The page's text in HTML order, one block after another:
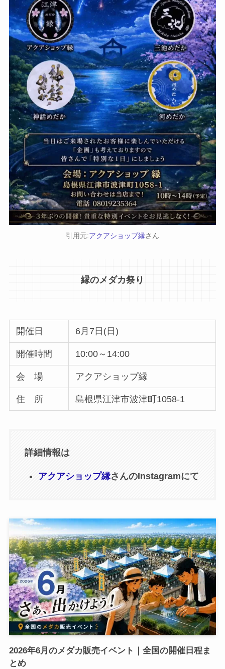
引用元:アクアショップ縁さん
縁のメダカ祭り
開催日 6月7日(日)
開催時間 10:00～14:00
会 場 アクアショップ縁
住 所 島根県江津市波津町1058-1
詳細情報は
アクアショップ縁さんのInstagramにて
2026年6月のメダカ販売イベント｜全国の開催日程ま
とめ